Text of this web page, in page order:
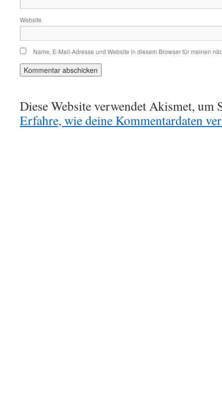
Website
Name, E-Mail-Adresse und Website in diesem Browser für meinen
Diese Website verwendet Akismet, um
Erfahre, wie deine Kommentardaten